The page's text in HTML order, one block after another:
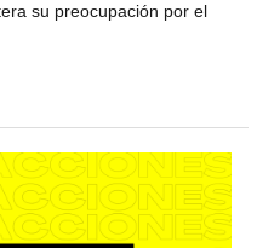
su preocupación por el